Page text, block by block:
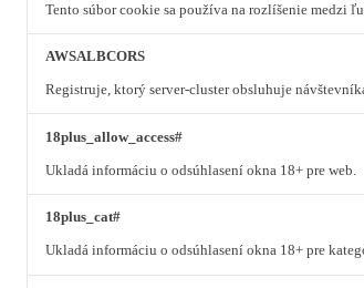
Tento súbor cookie sa používa na rozlíšenie medzi
AWSALBCORS
Registruje, ktorý server-cluster obsluhuje
18plus_allow_access#
Ukladá informáciu o odsúhlasení okna 18+ pre web.
18plus_cat#
Ukladá informáciu o odsúhlasení okna 18+ pre